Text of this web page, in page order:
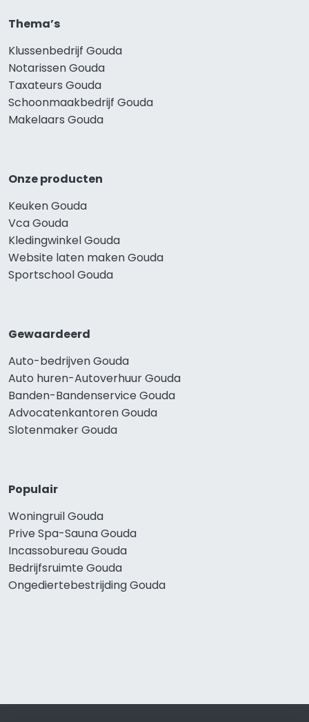
Thema’s
Klussenbedrijf Gouda
Notarissen Gouda
Taxateurs Gouda
Schoonmaakbedrijf Gouda
Makelaars Gouda
Onze producten
Keuken Gouda
Vca Gouda
Kledingwinkel Gouda
Website laten maken Gouda
Sportschool Gouda
Gewaardeerd
Auto-bedrijven Gouda
Auto huren-Autoverhuur Gouda
Banden-Bandenservice Gouda
Advocatenkantoren Gouda
Slotenmaker Gouda
Populair
Woningruil Gouda
Prive Spa-Sauna Gouda
Incassobureau Gouda
Bedrijfsruimte Gouda
Ongediertebestrijding Gouda